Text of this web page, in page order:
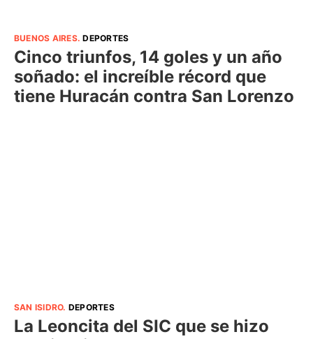
BUENOS AIRES.DEPORTES
Cinco triunfos, 14 goles y un año
soñado: el increíble récord que
tiene Huracán contra San Lorenzo
SAN ISIDRO. DEPORTES
La Leoncita del SIC que se hizo